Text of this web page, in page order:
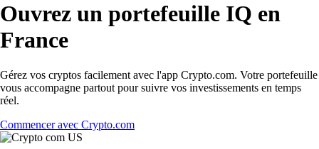
Ouvrez un portefeuille IQ en
France
Gérez vos cryptos facilement avec l'app Crypto.com. Votre portefeuille
vous accompagne partout pour suivre vos investissements en temps
réel.
Commencer avec Crypto.com